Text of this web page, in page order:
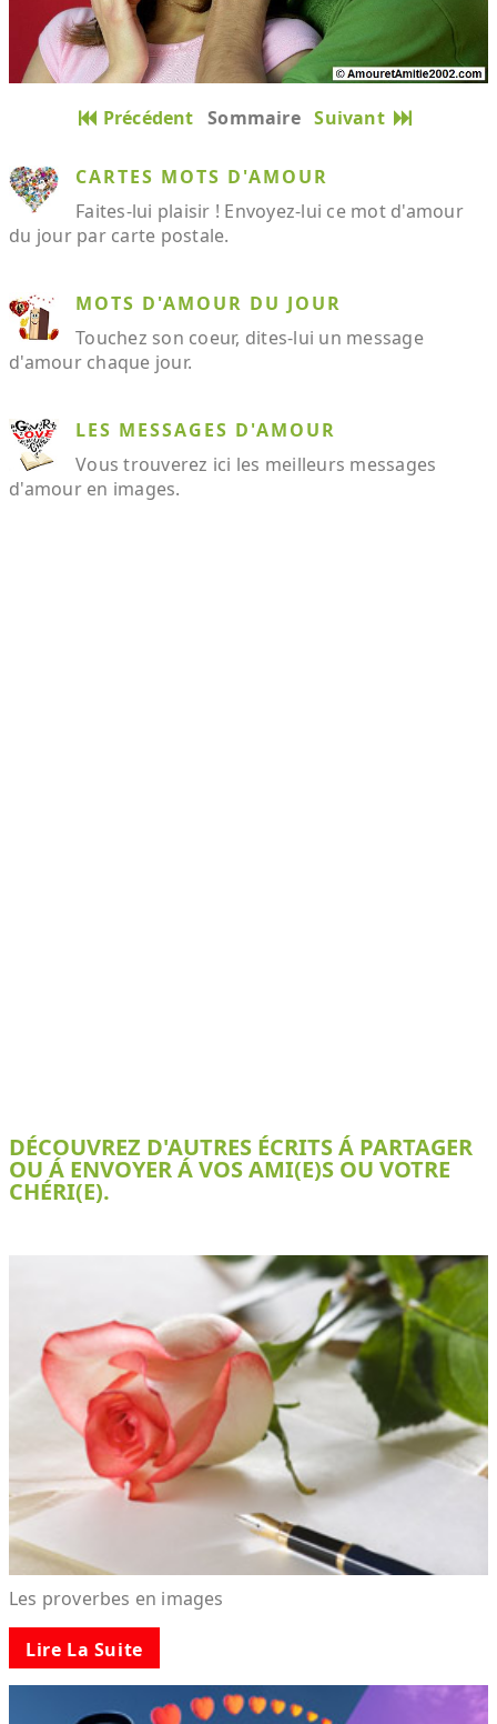
Précédent Sommaire Suivant
CARTES MOTS D'AMOUR
Faites-lui plaisir ! Envoyez-lui ce mot d'amour
du jour par carte postale.
MOTS D'AMOUR DU JOUR
Touchez son coeur, dites-lui un message
d'amour chaque jour.
LES MESSAGES D'AMOUR
Vous trouverez ici les meilleurs messages
d'amour en images.
DÉCOUVREZ D'AUTRES ÉCRITS Á PARTAGER
OU Á ENVOYER Á VOS AMI(E)S OU VOTRE
CHÉRI(E).
Les proverbes en images
Lire La Suite